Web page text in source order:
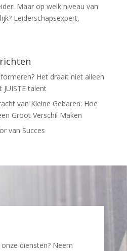
Maar op welk niveau van
Leiderschapsexpert,
Het draait niet alleen
talent
van Kleine Gebaren: Hoe
Groot Verschil Maken
van Succes
diensten? Neem